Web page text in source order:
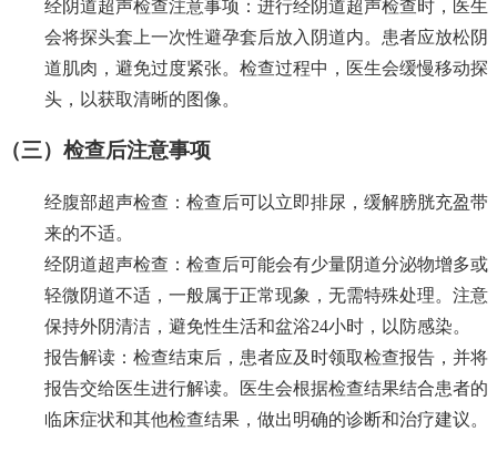
经阴道超声检查注意事项：进行经阴道超声检查时，医生
会将探头套上一次性避孕套后放入阴道内。患者应放松阴
道肌肉，避免过度紧张。检查过程中，医生会缓慢移动探
头，以获取清晰的图像。
（三）检查后注意事项
经腹部超声检查：检查后可以立即排尿，缓解膀胱充盈带
来的不适。
经阴道超声检查：检查后可能会有少量阴道分泌物增多或
轻微阴道不适，一般属于正常现象，无需特殊处理。注意
保持外阴清洁，避免性生活和盆浴24小时，以防感染。
报告解读：检查结束后，患者应及时领取检查报告，并将
报告交给医生进行解读。医生会根据检查结果结合患者的
临床症状和其他检查结果，做出明确的诊断和治疗建议。